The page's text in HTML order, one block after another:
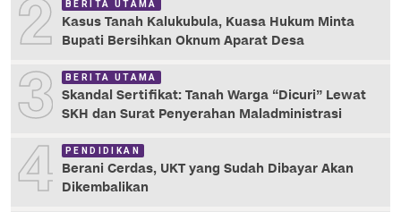
2 BERITA UTAMA
Kasus Tanah Kalukubula, Kuasa Hukum Minta
Bupati Bersihkan Oknum Aparat Desa
3 BERITA UTAMA
Skandal Sertifikat: Tanah Warga “Dicuri” Lewat
SKH dan Surat Penyerahan Maladministrasi
4 PENDIDIKAN
Berani Cerdas, UKT yang Sudah Dibayar Akan
Dikembalikan